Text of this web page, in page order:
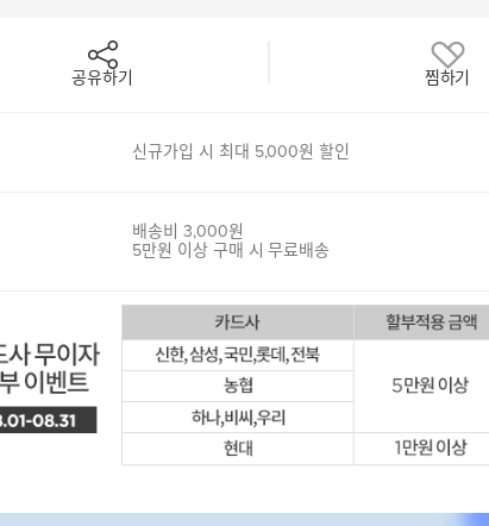
공유하기 찜하기
신규가입 시 최대 5,000원 할인
배송비 3,000원
5만원 이상 구매 시 무료배송